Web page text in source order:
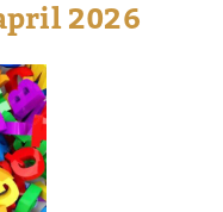
2026